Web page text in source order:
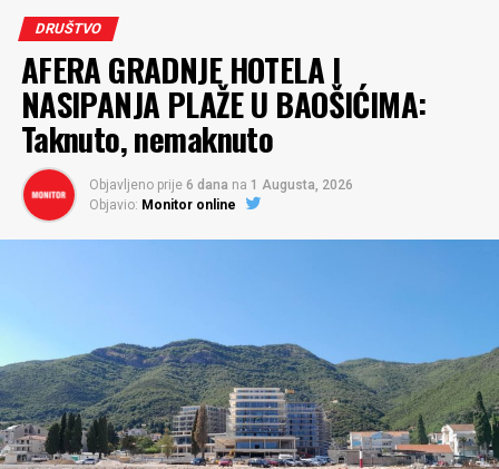
DRUŠTVO
AFERA GRADNJE HOTELA I
NASIPANJA PLAŽE U BAOŠIĆIMA:
Taknuto, nemaknuto
Objavljeno prije 6 dana na 1 Augusta, 2026
Objavio: Monitor online